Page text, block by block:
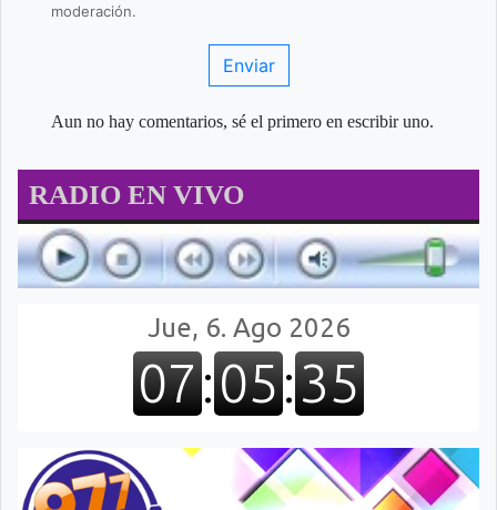
moderación.
Enviar
Aun no hay comentarios, sé el primero en escribir uno.
RADIO EN VIVO